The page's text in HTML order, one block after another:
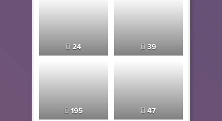
24 39
195 47